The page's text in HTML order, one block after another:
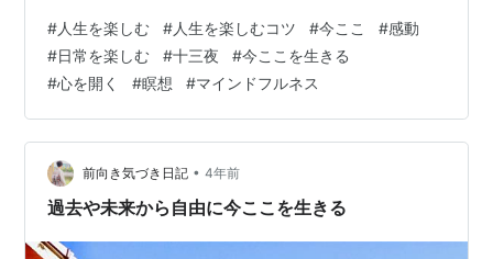
静かな雨の夜となりましたが、 昨夜はお天気も良く、 諏
訪湖で花火が上がると聞き、 もう夜はかなり寒くなって
いるので これで見納めかなと 夜に湖に花火を見に行って
きました。 ふと空を見上げると 見事な月夜で、 花火と
湖と月という なんとも素敵な夜を楽しむことができま
し…
#人生を楽しむ #人生を楽しむコツ #今ここ #感動
#日常を楽しむ #十三夜 #今ここを生きる
#心を開く #瞑想 #マインドフルネス
前向き気づき日記 • 4年前
過去や未来から自由に今ここを生きる